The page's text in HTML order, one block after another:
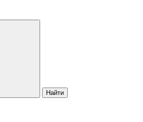
Найти